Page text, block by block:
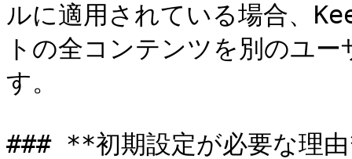
ルに適用されている場合、
トの全コンテンツを別のユ
す。
### **初期設定が必要な理